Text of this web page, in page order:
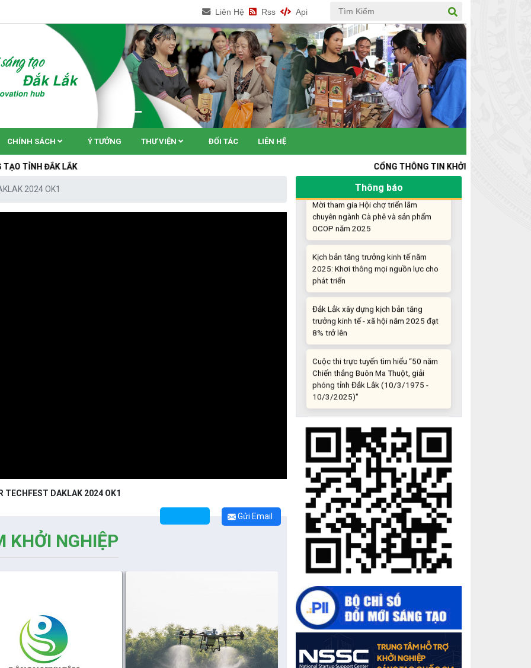
Liên Hệ Rss Api
CHÍNH SÁCH Ý TƯỞNG THƯ VIỆN ĐỐI TÁC LIÊN HỆ
LẮK CỔNG THÔNG TIN KHỞI NGHIỆP ĐỔI MỚI SÁNG TẠO
2024 OK1
TECHFEST DAKLAK 2024 OK1
Gửi Email
KHỞI NGHIỆP
Thông báo
Khi khoa học - công nghệ chưa có sự
đột phá
Chế biến sâu – Nâng cao giá trị nông
sản
“Đi tắt, đón đầu” các công nghệ mới,
công nghệ tương lai
bè trong nước và quốc tế
Mời tham gia Hội chợ triển lãm
chuyên ngành Cà phê và sản phẩm
OCOP năm 2025
phát triển
8% trở lên
phóng tỉnh Đắk Lắk (10/3/1975 -
10/3/2025)"
Những sáng tạo độc đáo từ “cây nhà
lá vườn”
Gam màu sáng trong bức tranh khởi
nghiệp đổi mới sáng tạo
Khi khoa học - công nghệ chưa có sự
đột phá
Chế biến sâu – Nâng cao giá trị nông
sản
“Đi tắt, đón đầu” các công nghệ mới,
Quảng bá hình ảnh Đắk Lắk đến bạn
bè trong nước và quốc tế
Mời tham gia Hội chợ triển lãm
chuyên ngành Cà phê và sản phẩm